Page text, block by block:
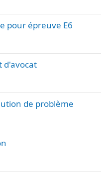
pour épreuve E6
d'avocat
de problème